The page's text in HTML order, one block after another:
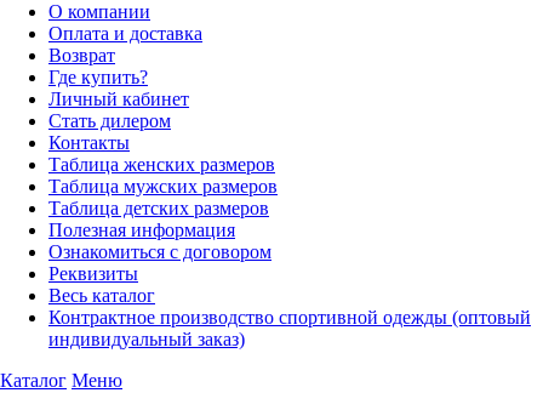
О компании
Оплата и доставка
Возврат
Где купить?
Личный кабинет
Стать дилером
Контакты
Таблица женских размеров
Таблица мужских размеров
Таблица детских размеров
Полезная информация
Ознакомиться с договором
Реквизиты
Весь каталог
Контрактное производство спортивной одежды (оптовый
индивидуальный заказ)
Каталог Меню